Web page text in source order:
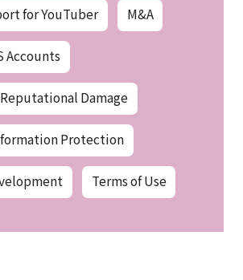
for YouTuber M&A
Accounts
Damage
Protection
Terms of Use